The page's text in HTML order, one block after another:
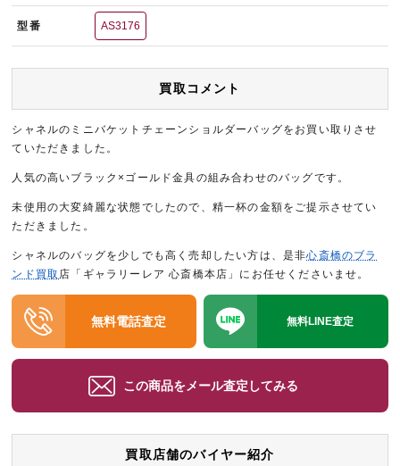
型番 AS3176
買取コメント
シャネルのミニバケットチェーンショルダーバッグをお買い取りさせ
ていただきました。
人気の高いブラック×ゴールド金具の組み合わせのバッグです。
未使用の大変綺麗な状態でしたので、精一杯の金額をご提示させてい
ただきました。
シャネルのバッグを少しでも高く売却したい方は、是非心斎橋のブラ
ンド買取 店「ギャラリーレア 心斎橋本店」にお任せくださいませ。
無料電話査定 無料LINE査定
この商品をメール査定してみる
買取店舗のバイヤー紹介